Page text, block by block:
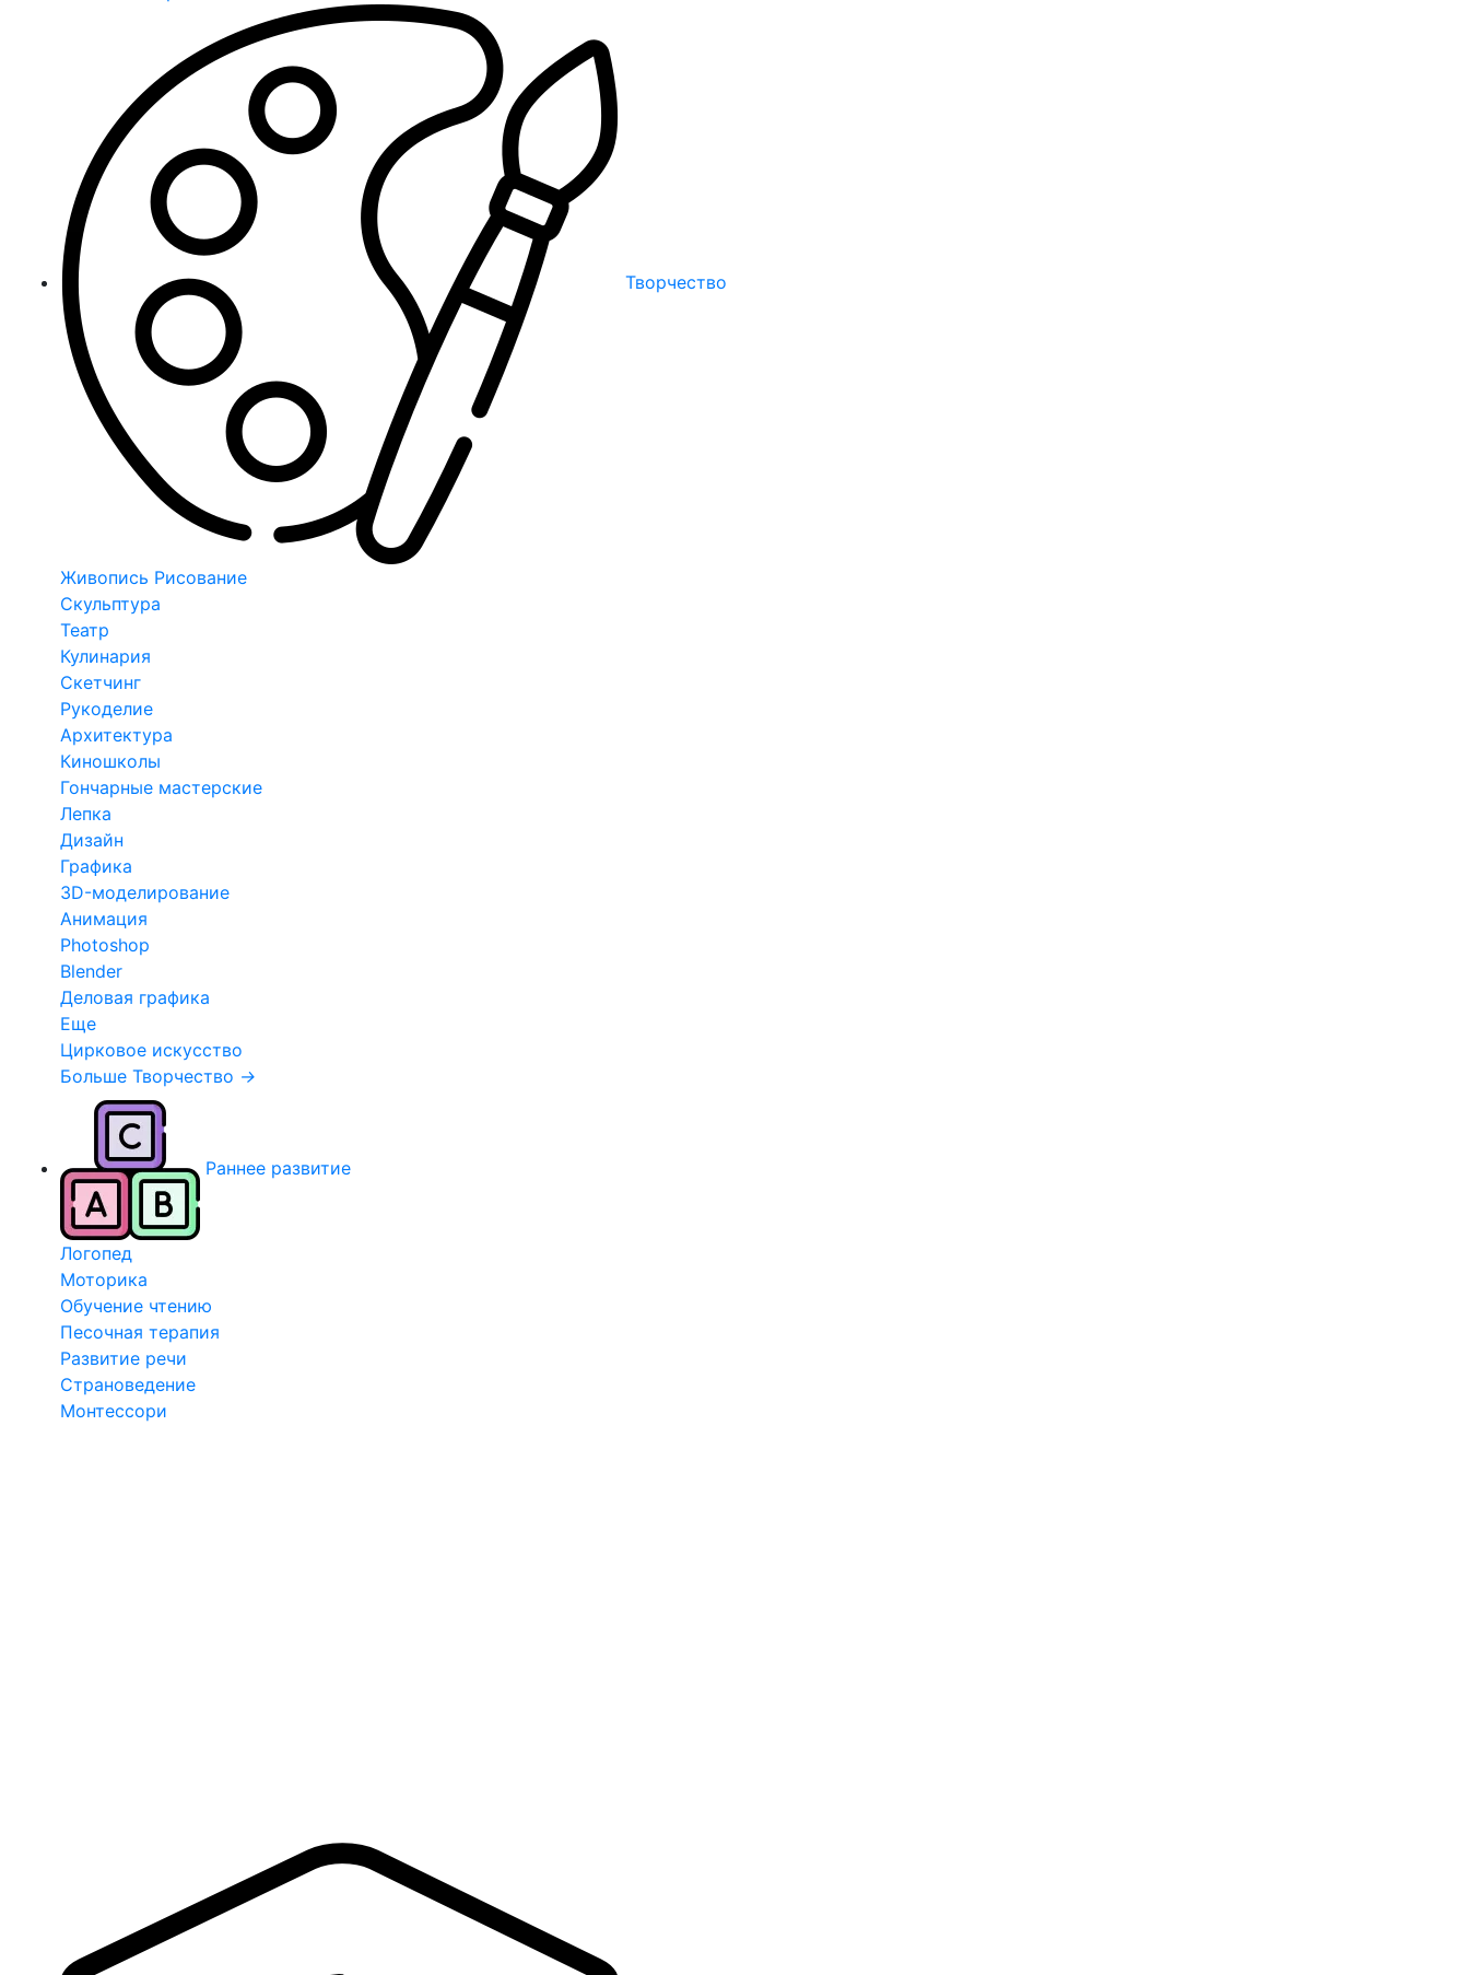
Творчество
Живопись Рисование
Скульптура
Театр
Кулинария
Скетчинг
Рукоделие
Архитектура
Киношколы
Гончарные мастерские
Лепка
Дизайн
Графика
3D-моделирование
Анимация
Photoshop
Blender
Деловая графика
Еще
Цирковое искусство
Больше Творчество →
Раннее развитие
Логопед
Моторика
Обучение чтению
Песочная терапия
Развитие речи
Страноведение
Монтессори